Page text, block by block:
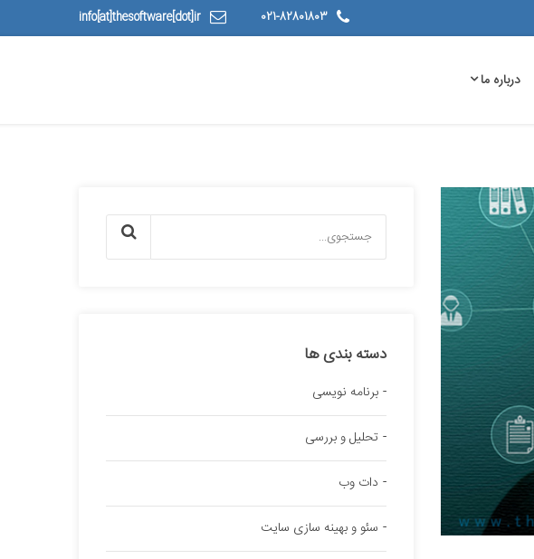
021-82801803
info[at]thesoftware[dot]ir
درباره ما
دسته بندی ها
برنامه نویسی
تحلیل و بررسی
دات وب
سئو و بهینه سازی سایت